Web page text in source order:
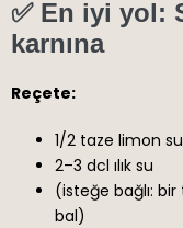
✅ En iyi yol:
karnına
Reçete:
1/2 taze limon
2–3 dcl ılık su
(isteğe bağlı:
bal)